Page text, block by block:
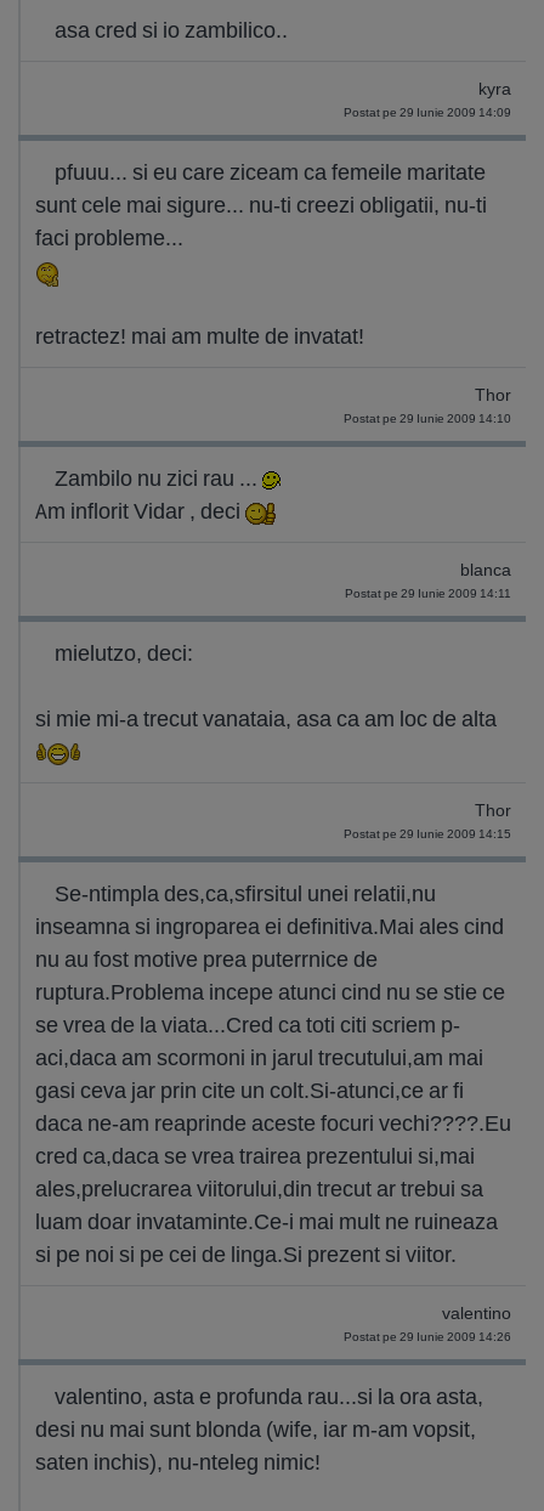
asa cred si io zambilico..
kyra
Postat pe 29 Iunie 2009 14:09
pfuuu... si eu care ziceam ca femeile maritate
sunt cele mai sigure... nu-ti creezi obligatii, nu-ti
faci probleme...
retractez! mai am multe de invatat!
Thor
Postat pe 29 Iunie 2009 14:10
Zambilo nu zici rau ...
Am inflorit Vidar , deci
blanca
Postat pe 29 Iunie 2009 14:11
mielutzo, deci:
si mie mi-a trecut vanataia, asa ca am loc de alta
Thor
Postat pe 29 Iunie 2009 14:15
Se-ntimpla des,ca,sfirsitul unei relatii,nu
inseamna si ingroparea ei definitiva.Mai ales cind
nu au fost motive prea puterrnice de
ruptura.Problema incepe atunci cind nu se stie ce
se vrea de la viata...Cred ca toti citi scriem p-
aci,daca am scormoni in jarul trecutului,am mai
gasi ceva jar prin cite un colt.Si-atunci,ce ar fi
daca ne-am reaprinde aceste focuri vechi????.Eu
cred ca,daca se vrea trairea prezentului si,mai
ales,prelucrarea viitorului,din trecut ar trebui sa
luam doar invataminte.Ce-i mai mult ne ruineaza
si pe noi si pe cei de linga.Si prezent si viitor.
valentino
Postat pe 29 Iunie 2009 14:26
valentino, asta e profunda rau...si la ora asta,
desi nu mai sunt blonda (wife, iar m-am vopsit,
saten inchis), nu-nteleg nimic!